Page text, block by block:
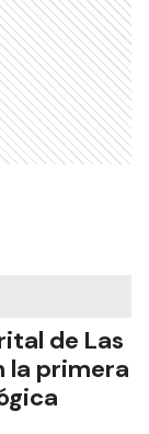
de Las
la primera